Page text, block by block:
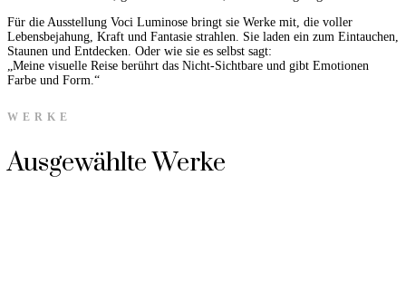
Für die Ausstellung Voci Luminose bringt sie Werke mit, die voller
Lebensbejahung, Kraft und Fantasie strahlen. Sie laden ein zum Eintauchen,
Staunen und Entdecken. Oder wie sie es selbst sagt:
„Meine visuelle Reise berührt das Nicht-Sichtbare und gibt Emotionen
Farbe und Form.“
WERKE
Ausgewählte Werke